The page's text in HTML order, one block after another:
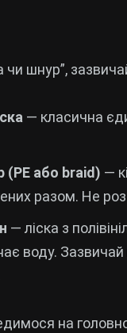
чи шнур”,
— класична
(PE або braid) —
разом. Не
— ліска з
воду.
на